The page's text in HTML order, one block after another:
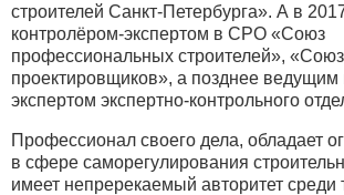
строителей Санкт-Петербурга». А в
контролёром-экспертом в СРО «Союз
профессиональных строителей», «Союз
проектировщиков», а позднее ведущим
экспертом экспертно-контрольного
Профессионал своего дела, обладает
в сфере саморегулирования
имеет непререкаемый авторитет среди